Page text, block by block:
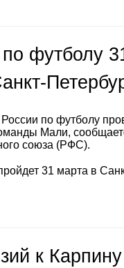
футболу
по футболу
Мали,
союза (РФС).
31 марта в
к